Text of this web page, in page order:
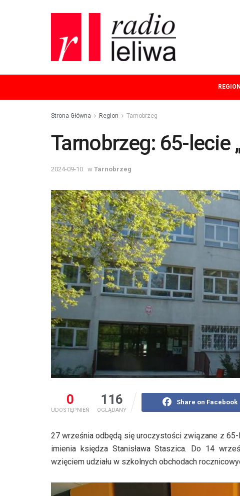
REGION
Strona Główna Region Tarnobrzeg
Tarnobrzeg: 65-lecie
2024-09-10 w Tarnobrzeg
0
UDOSTĘPNIEŃ
116
OGLĄDANY
Share on Facebook
27 września odbędą się uroczystości związane z 65-
imienia księdza Stanisława Staszica. Do 14
wzięciem udziału w szkolnych obchodach